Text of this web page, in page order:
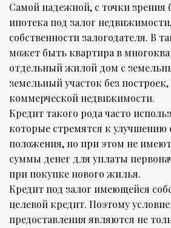
Самой надежной, с точки зрения
ипотека под залог
собственности залогодателя. В
может быть квартира в
отдельный жилой дом с
земельный участок без
коммерческой недвижимости.
Кредит такого рода часто
которые стремятся к
положения, но при этом не
суммы денег для уплаты
при покупке нового жилья.
Кредит под залог имеющейся
целевой кредит. Поэтому
предоставления являются не